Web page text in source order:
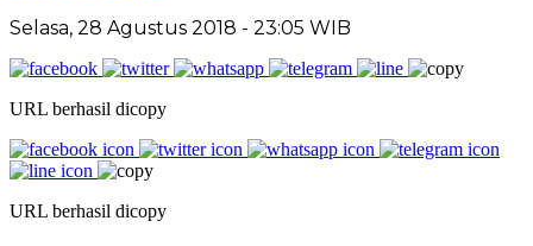
Selasa, 28 Agustus 2018 - 23:05 WIB
URL berhasil dicopy
URL berhasil dicopy